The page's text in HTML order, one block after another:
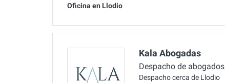
Oficina en Llodio
Kala Abogadas
Despacho de abogados
Despacho cerca de Llodio